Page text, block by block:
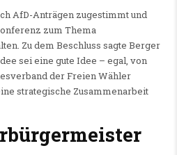
AfD-Anträgen zugestimmt und
zum Thema
Zu dem Beschluss sagte Berger
sei eine gute Idee – egal, von
der Freien Wähler
strategische Zusammenarbeit